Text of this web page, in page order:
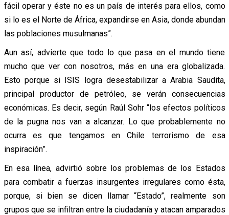
fácil operar y éste no es un país de interés para ellos, como
si lo es el Norte de África, expandirse en Asia, donde abundan
las poblaciones musulmanas”.
Aun así, advierte que todo lo que pasa en el mundo tiene
mucho que ver con nosotros, más en una era globalizada.
Esto porque si ISIS logra desestabilizar a Arabia Saudita,
principal productor de petróleo, se verán consecuencias
económicas. Es decir, según Raúl Sohr “los efectos políticos
de la pugna nos van a alcanzar. Lo que probablemente no
ocurra es que tengamos en Chile terrorismo de esa
inspiración”.
En esa línea, advirtió sobre los problemas de los Estados
para combatir a fuerzas insurgentes irregulares como ésta,
porque, si bien se dicen llamar “Estado”, realmente son
grupos que se infiltran entre la ciudadanía y atacan amparados